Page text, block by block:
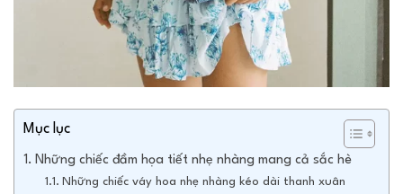
Mục lục
Những chiếc đầm họa tiết nhẹ nhàng mang cả sắc hè
Những chiếc váy hoa nhẹ nhàng kéo dài thanh xuân